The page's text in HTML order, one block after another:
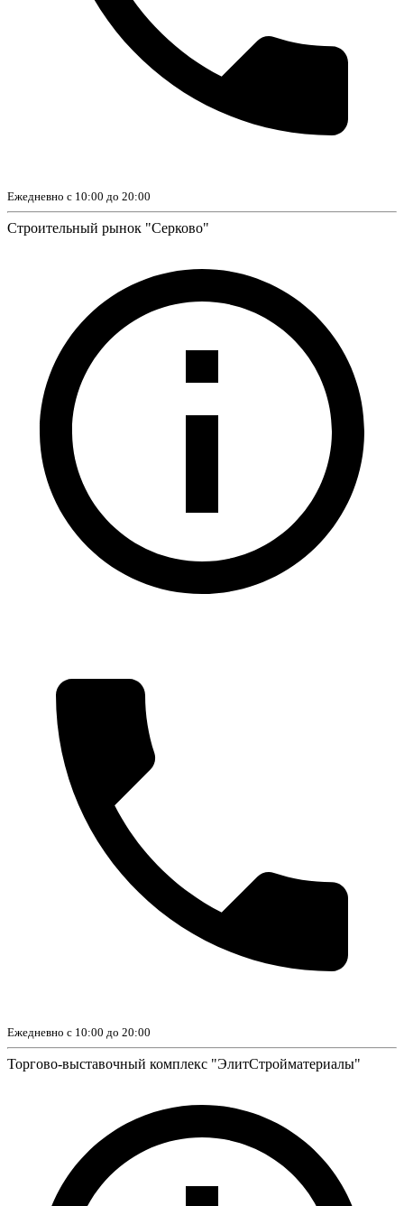
Ежедневно с 10:00 до 20:00
Строительный рынок "Серково"
Ежедневно с 10:00 до 20:00
Торгово-выставочный комплекс "ЭлитСтройматериалы"